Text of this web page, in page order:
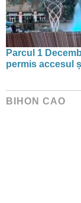
Parcul 1
permis accesul
BIHON CAO